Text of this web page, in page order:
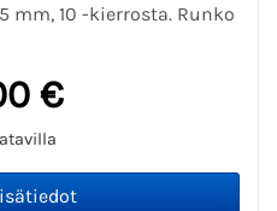
mm, 10 -kierrosta. Runko
€